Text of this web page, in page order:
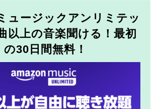
ュージックアンリミテッ
以上の音楽聞ける！最初
の30日間無料！